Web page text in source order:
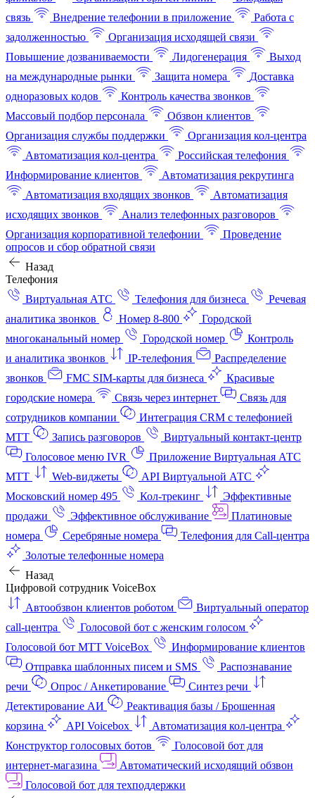
связь
Внедрение телефонии в приложение
Работа с
задолженностью
Организация исходящей связи
Повышение дозваниваемости
Лидогенерация
Выход
на международные рынки
Защита номера
Доставка
одноразовых кодов
Контроль качества звонков
Массовый подбор персонала
Обзвон клиентов
Организация службы поддержки
Организация кол-центра
Автоматизация кол-центра
Российская телефония
Информирование клиентов
Автоматизация рекрутинга
Автоматизация входящих звонков
Автоматизация
исходящих звонков
Анализ телефонных разговоров
Организация корпоративной телефонии
Проведение
опросов и сбор обратной связи
Назад
Телефония
Виртуальная АТС
Телефония для бизнеса
Речевая
аналитика звонков
Номер 8-800
Городской
многоканальный номер
Городской номер
Контроль
и аналитика звонков
IP-телефония
Распределение
звонков
FMC SIM-карты для бизнеса
Красивые
городские номера
Связь через интернет
Связь для
сотрудников компании
Интеграция CRM с телефонией
МТТ
Запись разговоров
Виртуальный контакт‑центр
Голосовое меню IVR
Приложение Виртуальная АТС
МТТ
Web-виджеты
API Виртуальной АТС
Московский номер 495
Кол-трекинг
Эффективные
продажи
Эффективное обслуживание
Платиновые
номера
Серебряные номера
Телефония для Call-центра
Золотые телефонные номера
Назад
Цифровой сотрудник VoiceBox
Автообзвон клиентов роботом
Виртуальный оператор
call-центра
Голосовой бот с женским голосом
Голосовой бот МТТ VoiceBox
Информирование клиентов
Отправка шаблонных писем и SMS
Распознавание
речи
Опрос / Анкетирование
Синтез речи
Детектирование АИ
Реактивация базы / Брошенная
корзина
API Voicebox
Автоматизация кол‑центра
Конструктор голосовых ботов
Голосовой бот для
интернет‑магазина
Автоматический исходящий обзвон
Голосовой бот для техподдержки